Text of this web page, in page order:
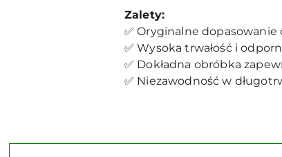
Zalety:
✅ Oryginalne
✅ Wysoka trwałość i
✅ Dokładna obróbka
✅ Niezawodność w